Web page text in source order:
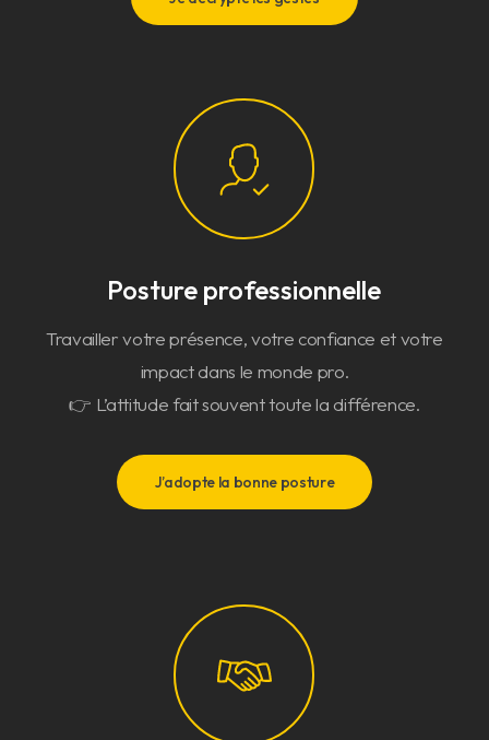
Posture professionnelle
Travailler votre présence, votre confiance et votre
impact dans le monde pro.
👉 L’attitude fait souvent toute la différence.
J’adopte la bonne posture